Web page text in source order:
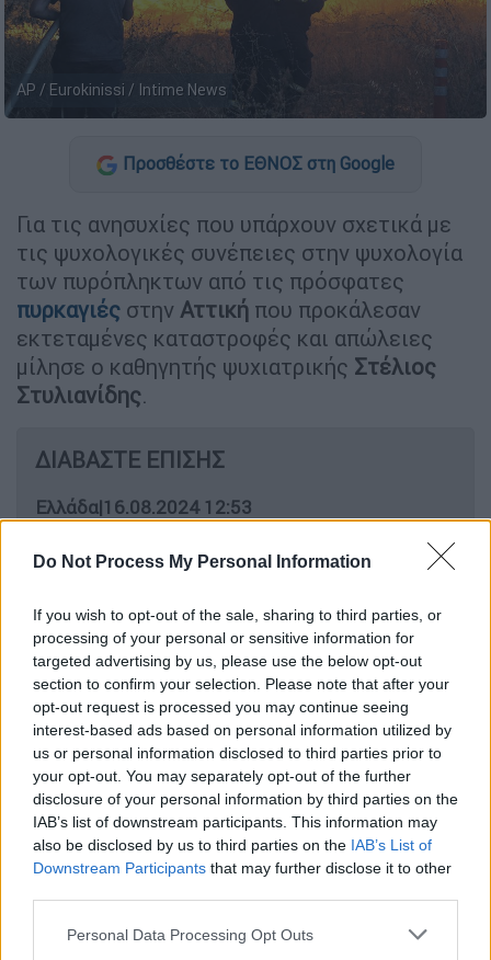
Do Not Process My Personal Information
If you wish to opt-out of the sale, sharing to third parties, or
processing of your personal or sensitive information for
targeted advertising by us, please use the below opt-out
section to confirm your selection. Please note that after your
opt-out request is processed you may continue seeing
interest-based ads based on personal information utilized by
us or personal information disclosed to third parties prior to
your opt-out. You may separately opt-out of the further
disclosure of your personal information by third parties on the
IAB’s list of downstream participants. This information may
also be disclosed by us to third parties on the IAB’s List of
Downstream Participants that may further disclose it to other
Please note that this website/app uses one or more Google
Personal Data Processing Opt Outs
AP / Eurokinissi / Intime News
Προσθέστε το ΕΘΝΟΣ στη Google
Για τις ανησυχίες που υπάρχουν σχετικά με
τις ψυχολογικές συνέπειες στην ψυχολογία
των πυρόπληκτων από τις πρόσφατες
πυρκαγιές στην Αττική που προκάλεσαν
εκτεταμένες καταστροφές και απώλειες
μίλησε ο καθηγητής ψυχιατρικής Στέλιος
Στυλιανίδης.
ΔΙΑΒΑΣΤΕ ΕΠΙΣΗΣ
Ελλάδα|16.08.2024 12:53
Στην πυρόπληκτη Πεντέλη την Τρίτη
ο Μητσοτάκης - Σύσκεψη για την
περιοχών
Όπως ανάφερε χαρακτηριστικά στηνΕΡΤ , οι
πληττόμενοι θα επηρεαστούν ψυχολογικά σε
ποσοστό 5 έως 10 %. Μιλώντας για τα
ψυχικά τραύματα που θα πρέπει να
διαχειριστούν όσοι είδαν τις περιουσίες
τους να απειλούνται ή να καταστρέφονται
και όλοι όσοι διακινδύνευσαν τη ζωή τους
προσπαθώντας να σώσουν το βιός τους